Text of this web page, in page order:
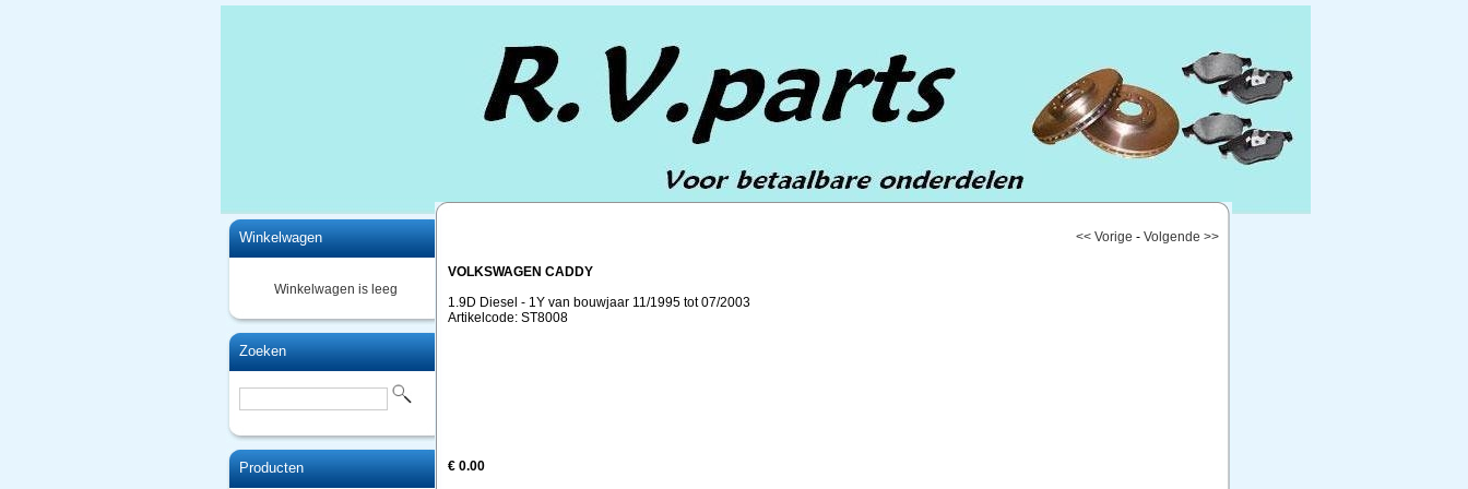
Winkelwagen
Winkelwagen is leeg
Zoeken
Producten
<< Vorige - Volgende >>
VOLKSWAGEN CADDY
1.9D Diesel - 1Y van bouwjaar 11/1995 tot 07/2003
Artikelcode: ST8008
€ 0.00